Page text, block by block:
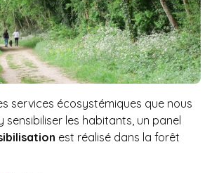
services écosystémiques que nous
sensibiliser les habitants, un panel
est réalisé dans la forêt